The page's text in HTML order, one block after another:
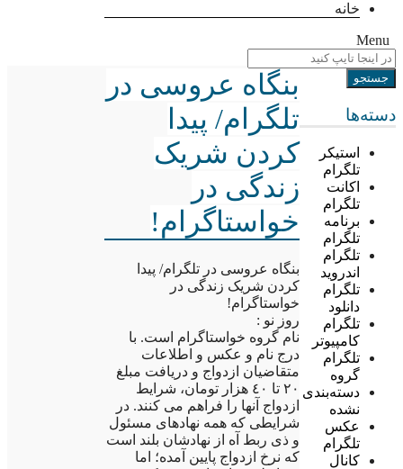
خانه
Menu
دسته‌ها
استیکر
تلگرام
اکانت
تلگرام
برنامه
تلگرام
تلگرام
اندروید
تلگرام
دانلود
تلگرام
کامپیوتر
تلگرام
گروه
دسته‌بندی
نشده
عکس
تلگرام
کانال
بنگاه عروسی در
تلگرام/ پیدا
کردن شریک
زندگی در
خواستاگرام!
بنگاه عروسی در تلگرام/ پیدا
کردن شریک زندگی در
خواستاگرام!
روز نو :
نام گروه خواستاگرام است. با
درج نام و عکس و اطلاعات
متقاضیان ازدواج و دریافت مبلغ
٢٠ تا ٤٠ هزار تومان، شرایط
ازدواج آنها را فراهم می کنند. در
شرایطی که همه نهادهای مسئول
و ذی ربط آه از نهادشان بلند است
که نرخ ازدواج پایین آمده؛ اما